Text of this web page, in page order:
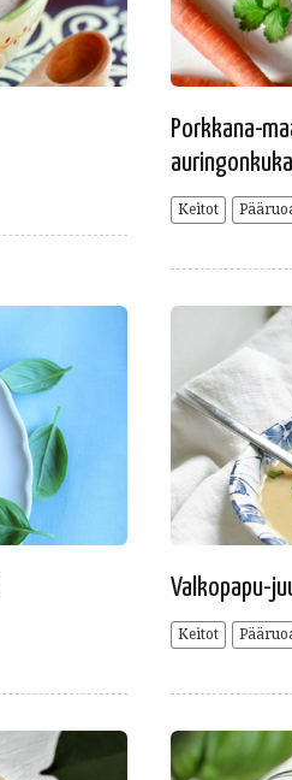
Porkkana-
Keitot
Valkopapu-
Keitot